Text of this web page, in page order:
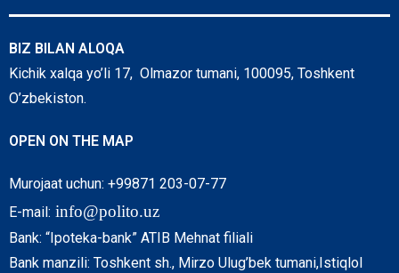
BIZ BILAN ALOQA
Kichik xalqa yo’li 17, Olmazor tumani, 100095, Toshkent
O’zbekiston.
OPEN ON THE MAP
Murojaat uchun: +99871 203-07-77
E-mail: info@polito.uz
Bank: “Ipoteka-bank” ATIB Mehnat filiali
Bank manzili: Toshkent sh., Mirzo Ulug’bek tumani,Istiqlol